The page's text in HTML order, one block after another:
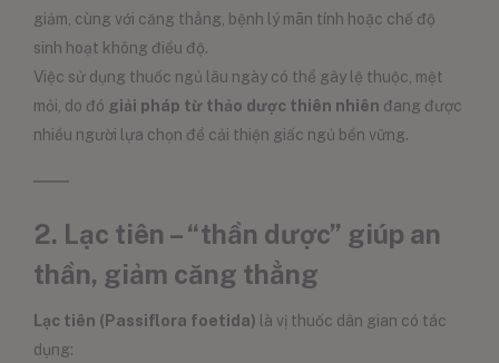
giảm, cùng với căng thẳng, bệnh lý mãn tính hoặc chế độ
sinh hoạt không điều độ.
Việc sử dụng thuốc ngủ lâu ngày có thể gây lệ thuộc, mệt
mỏi, do đó giải pháp từ thảo dược thiên nhiên đang được
nhiều người lựa chọn để cải thiện giấc ngủ bền vững.
2. Lạc tiên – “thần dược” giúp an
thần, giảm căng thẳng
Lạc tiên (Passiflora foetida) là vị thuốc dân gian có tác
dụng: